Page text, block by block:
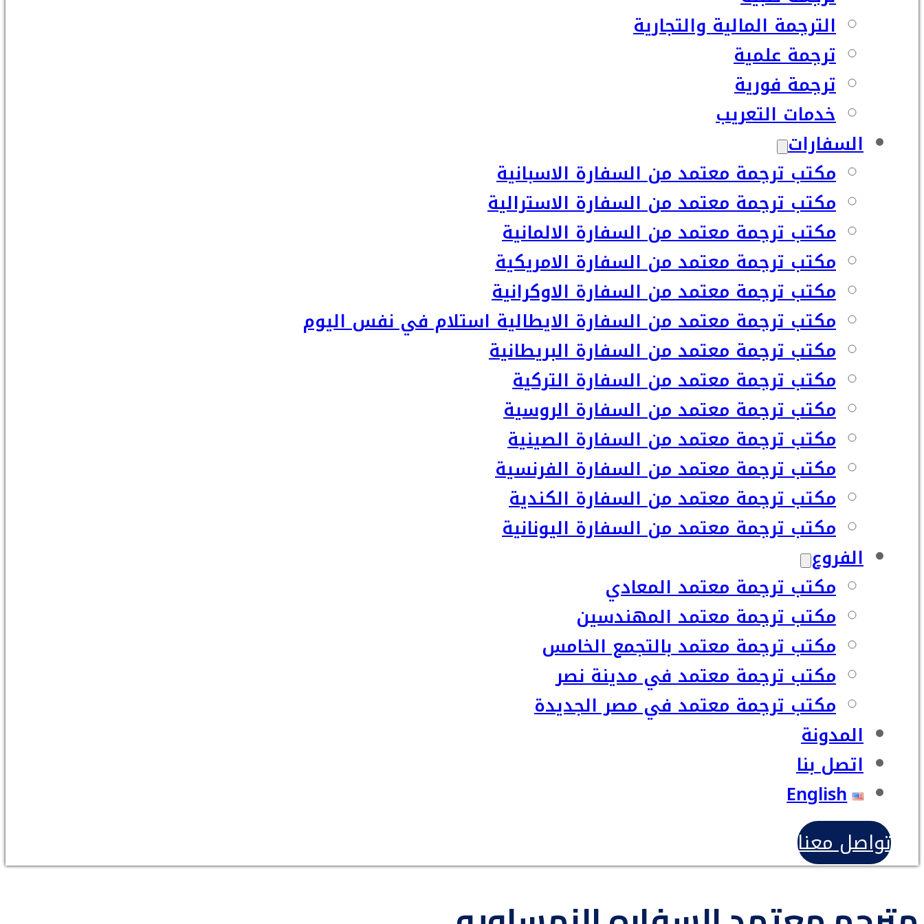
الترجمة المالية والتجارية
ترجمة علمية
ترجمة فورية
خدمات التعريب
السفارات
مكتب ترجمة معتمد من السفارة الاسبانية
مكتب ترجمة معتمد من السفارة الاسترالية
مكتب ترجمة معتمد من السفارة الالمانية
مكتب ترجمة معتمد من السفارة الامريكية
مكتب ترجمة معتمد من السفارة الاوكرانية
مكتب ترجمة معتمد من السفارة الايطالية استلام في نفس اليوم
مكتب ترجمة معتمد من السفارة البريطانية
مكتب ترجمة معتمد من السفارة التركية
مكتب ترجمة معتمد من السفارة الروسية
مكتب ترجمة معتمد من السفارة الصينية
مكتب ترجمة معتمد من السفارة الفرنسية
مكتب ترجمة معتمد من السفارة الكندية
مكتب ترجمة معتمد من السفارة اليونانية
الفروع
مكتب ترجمة معتمد المعادي
مكتب ترجمة معتمد المهندسين
مكتب ترجمة معتمد بالتجمع الخامس
مكتب ترجمة معتمد في مدينة نصر
مكتب ترجمة معتمد في مصر الجديدة
المدونة
اتصل بنا
English
تواصل معنا